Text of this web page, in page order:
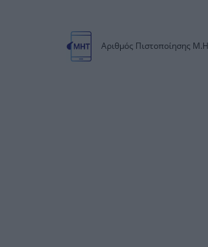
Αριθμός Πιστοποίησης